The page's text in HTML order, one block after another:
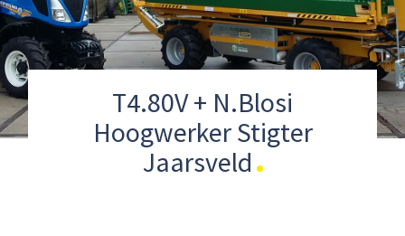
T4.80V + N.Blosi
Hoogwerker Stigter
Jaarsveld